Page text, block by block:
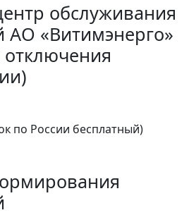
обслуживания
АО «Витимэнерго»
по России бесплатный)